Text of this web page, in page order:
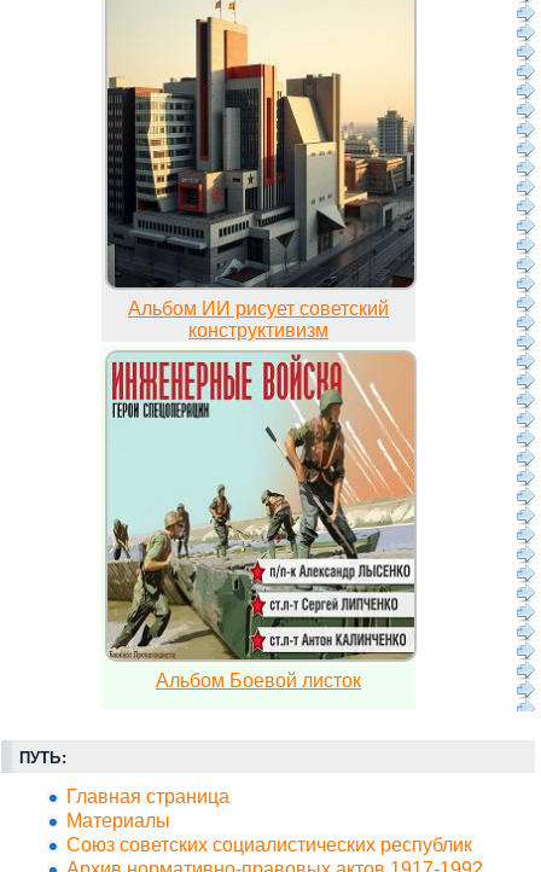
Альбом ИИ рисует советский
конструктивизм
Альбом Боевой листок
ПУТЬ:
Главная страница
Материалы
Союз советских социалистических республик